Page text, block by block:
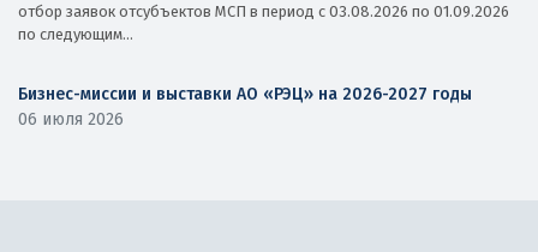
отбор заявок отсубъектов МСП в период с 03.08.2026 по 01.09.2026
по следующим...
Бизнес-миссии и выставки АО «РЭЦ» на 2026-2027 годы
06 июля 2026